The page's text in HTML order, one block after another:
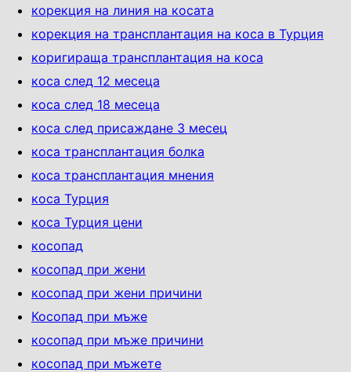
корекция на линия на косата
корекция на трансплантация на коса в Турция
коригираща трансплантация на коса
коса след 12 месеца
коса след 18 месеца
коса след присаждане 3 месец
коса трансплантация болка
коса трансплантация мнения
коса Турция
коса Турция цени
косопад
косопад при жени
косопад при жени причини
Косопад при мъже
косопад при мъже причини
косопад при мъжете